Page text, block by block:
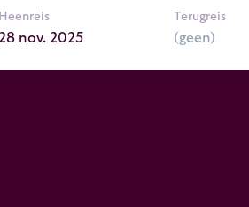
Heenreis Terugreis